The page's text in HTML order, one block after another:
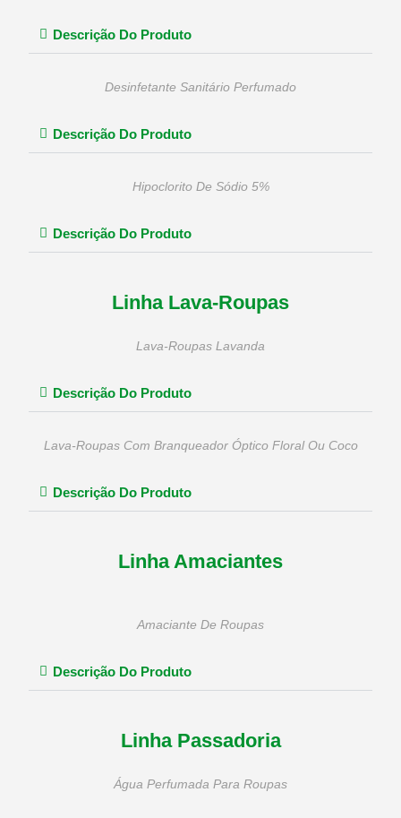
Descrição Do Produto
Desinfetante Sanitário Perfumado
Descrição Do Produto
Hipoclorito De Sódio 5%
Descrição Do Produto
Linha Lava-Roupas
Lava-Roupas Lavanda
Descrição Do Produto
Lava-Roupas Com Branqueador Óptico Floral Ou Coco
Descrição Do Produto
Linha Amaciantes
Amaciante De Roupas
Descrição Do Produto
Linha Passadoria
Água Perfumada Para Roupas